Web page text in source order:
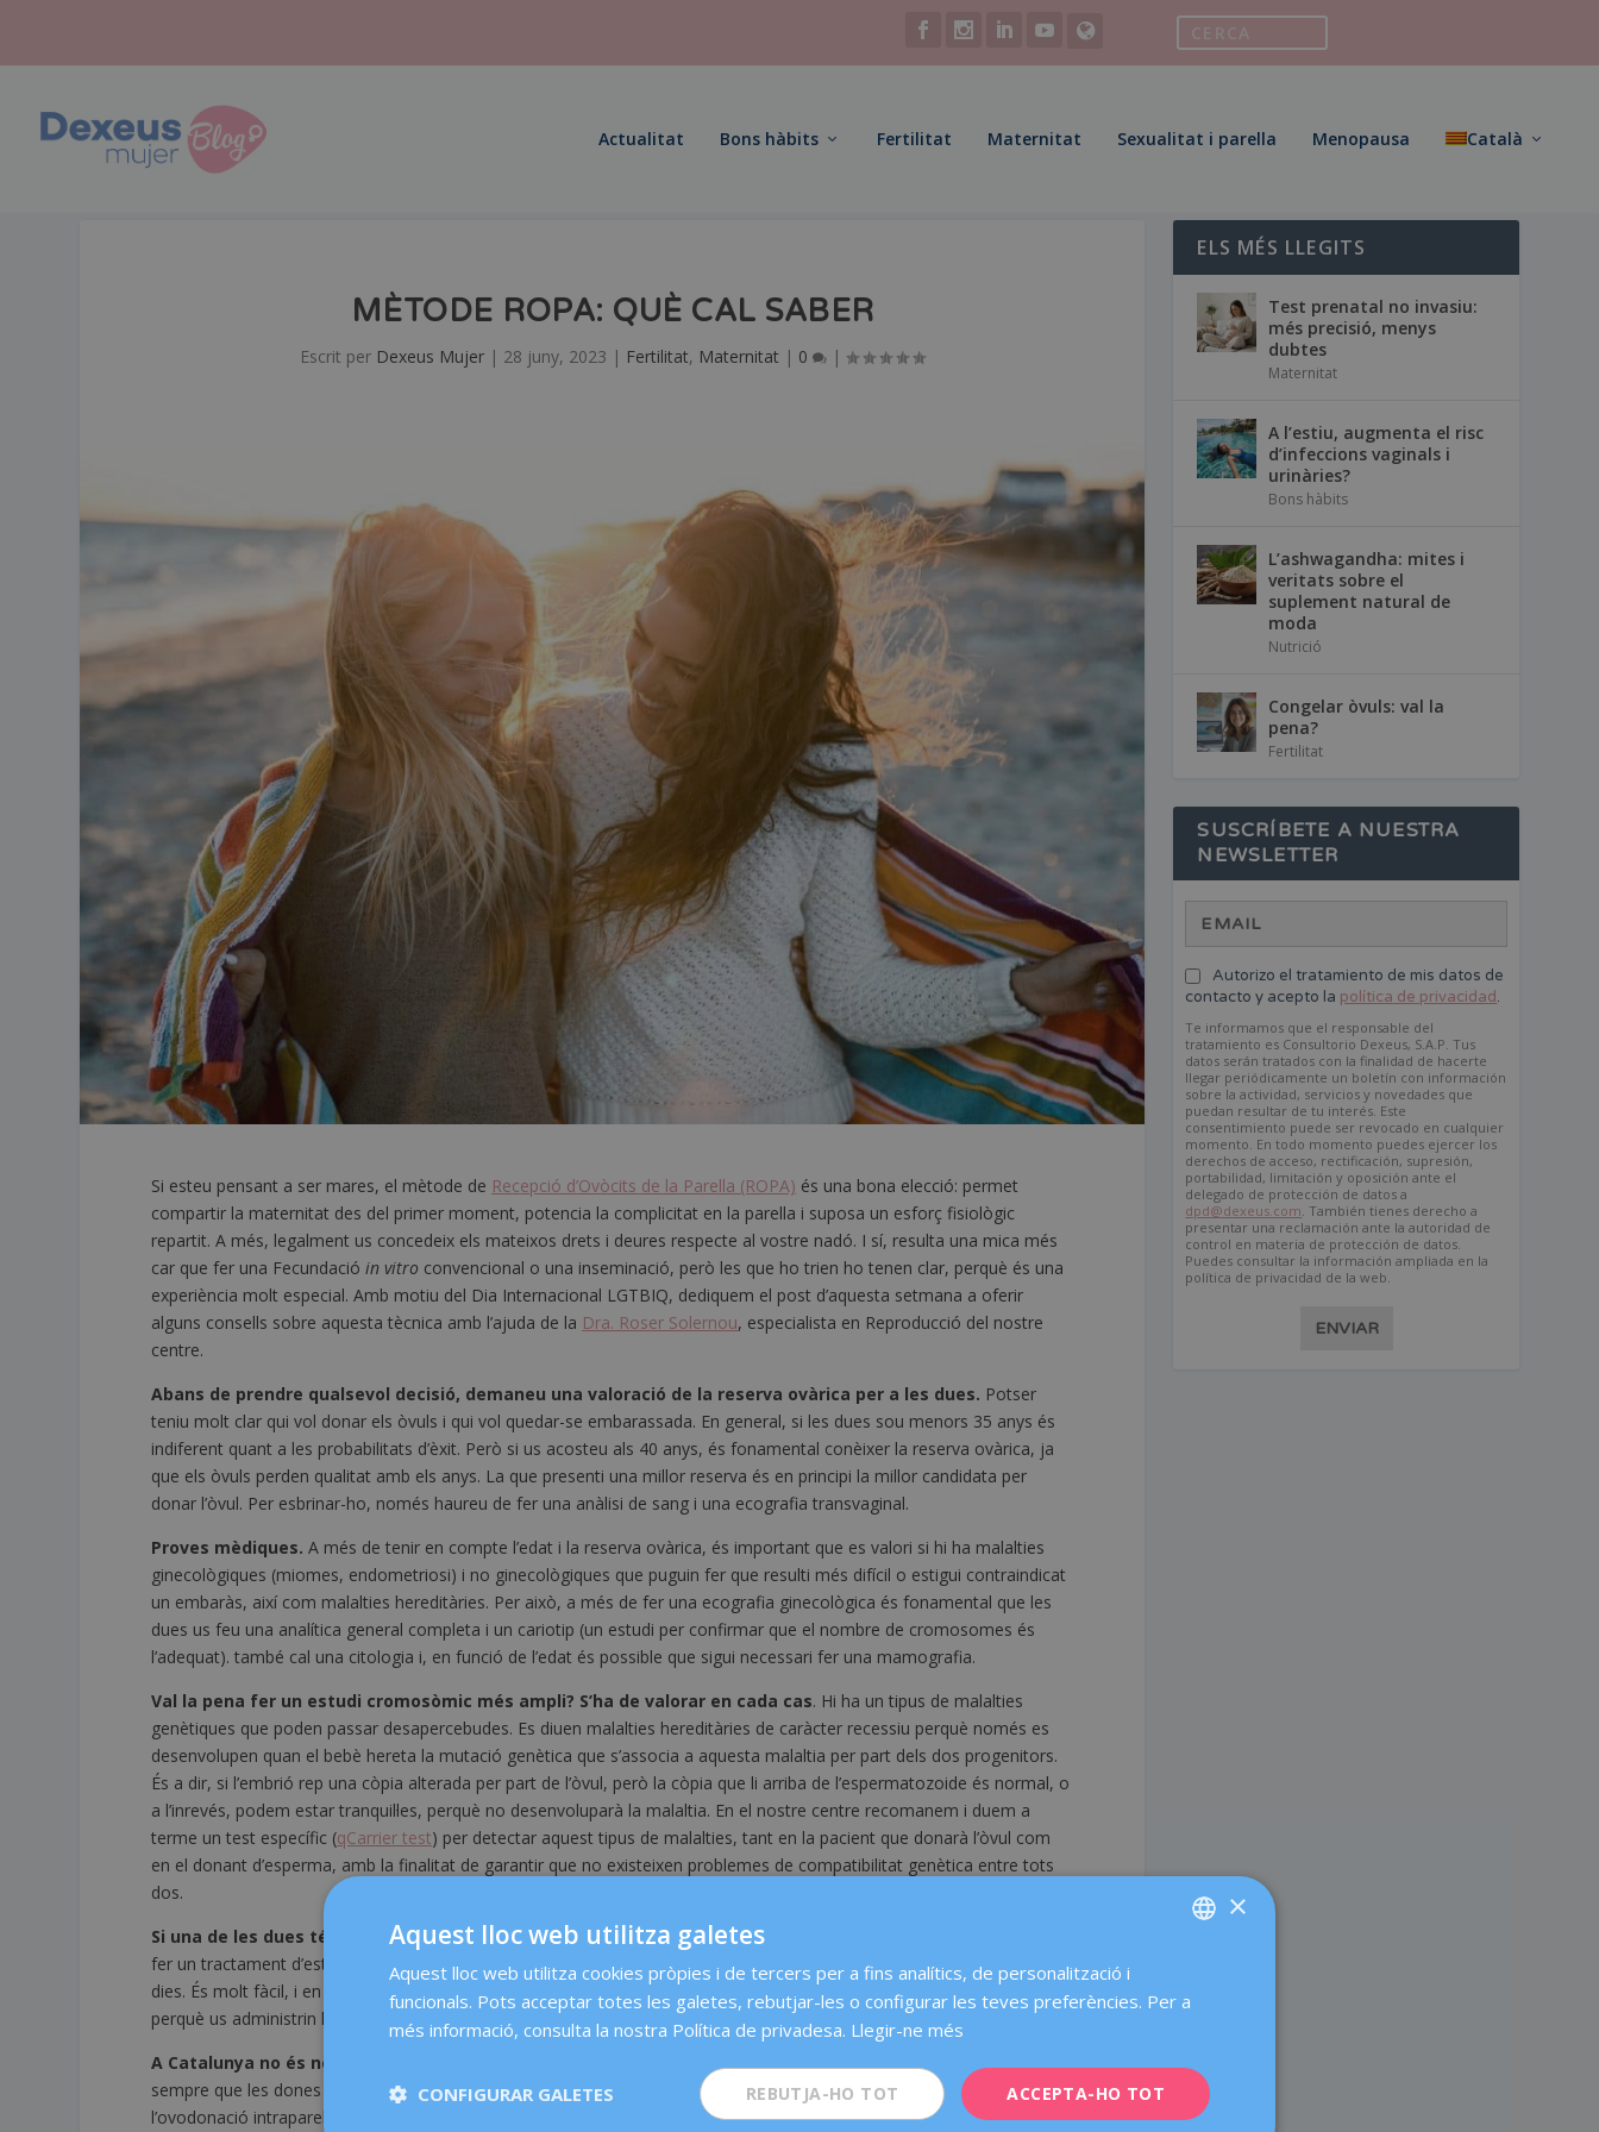
Actualitat Bons hàbits Fertilitat Maternitat Sexualitat i parella Menopausa Català
MÈTODE ROPA: QUÈ CAL SABER
Escrit per Dexeus Mujer | 28 juny, 2023 | Fertilitat, Maternitat | 0 |
Si esteu pensant a ser mares, el mètode de Recepció d’Ovòcits de la Parella (ROPA) és una bona elecció: permet
compartir la maternitat des del primer moment, potencia la complicitat en la parella i suposa un esforç fisiològic
repartit. A més, legalment us concedeix els mateixos drets i deures respecte al vostre nadó. I sí, resulta una mica més
car que fer una Fecundació in vitro convencional o una inseminació, però les que ho trien ho tenen clar, perquè és una
experiència molt especial. Amb motiu del Dia Internacional LGTBIQ, dediquem el post d’aquesta setmana a oferir
alguns consells sobre aquesta tècnica amb l’ajuda de la Dra. Roser Solernou, especialista en Reproducció del nostre
centre.
Abans de prendre qualsevol decisió, demaneu una valoració de la reserva ovàrica per a les dues. Potser
teniu molt clar qui vol donar els òvuls i qui vol quedar-se embarassada. En general, si les dues sou menors 35 anys és
indiferent quant a les probabilitats d’èxit. Però si us acosteu als 40 anys, és fonamental conèixer la reserva ovàrica, ja
que els òvuls perden qualitat amb els anys. La que presenti una millor reserva és en principi la millor candidata per
donar l’òvul. Per esbrinar-ho, només haureu de fer una anàlisi de sang i una ecografia transvaginal.
Proves mèdiques. A més de tenir en compte l’edat i la reserva ovàrica, és important que es valori si hi ha malalties
ginecològiques (miomes, endometriosi) i no ginecològiques que puguin fer que resulti més difícil o estigui contraindicat
un embaràs, així com malalties hereditàries. Per això, a més de fer una ecografia ginecològica és fonamental que les
dues us feu una analítica general completa i un cariotip (un estudi per confirmar que el nombre de cromosomes és
l’adequat). també cal una citologia i, en funció de l’edat és possible que sigui necessari fer una mamografia.
Val la pena fer un estudi cromosòmic més ampli? S’ha de valorar en cada cas. Hi ha un tipus de malalties
genètiques que poden passar desapercebudes. Es diuen malalties hereditàries de caràcter recessiu perquè només es
desenvolupen quan el bebè hereta la mutació genètica que s’associa a aquesta malaltia per part dels dos progenitors.
És a dir, si l’embrió rep una còpia alterada per part de l’òvul, però la còpia que li arriba de l’espermatozoide és normal, o
a l’inrevés, podem estar tranquil·les, perquè no desenvoluparà la malaltia. En el nostre centre recomanem i duem a
terme un test específic (qCarrier test) per detectar aquest tipus de malalties, tant en la pacient que donarà l’òvul com
en el donant d’esperma, amb la finalitat de garantir que no existeixen problemes de compatibilitat genètica entre tots
dos.
Si una de les dues té fòbia a les agulles
. És important que ho tingueu en compte, perquè per a donar els òvuls cal
fer un tractament d’estimulació ovàrica que requereix administrar la medicació a través d’una injecció durant uns 12
dies. És molt fàcil, i en la consulta us expliquem com fer-ho. De totes maneres, si us supera, podeu venir al centre
perquè us administrin la medicació fins que tingueu la confiança per fer-ho vosaltres.
A Catalunya no és necessari estar casada
sempre que les dones estiguin legalment casades. Però Catalunya és una excepció, ja que el Codi Civil Català permet
l’ovodonació intraparella sense estar casades, encara que haureu d’acreditar el veïnatge civil català.
ELS MÉS LLEGITS
Test prenatal no invasiu:
més precisió, menys
dubtes
Maternitat
A l’estiu, augmenta el risc
d’infeccions vaginals i
urinàries?
Bons hàbits
L’ashwagandha: mites i
veritats sobre el
suplement natural de
moda
Nutrició
Congelar òvuls: val la
pena?
Fertilitat
SUSCRÍBETE A NUESTRA
NEWSLETTER
Autorizo el tratamiento de mis datos de
contacto y acepto la política de privacidad.
Te informamos que el responsable del
tratamiento es Consultorio Dexeus, S.A.P. Tus
datos serán tratados con la finalidad de hacerte
llegar periódicamente un boletín con información
sobre la actividad, servicios y novedades que
puedan resultar de tu interés. Este
consentimiento puede ser revocado en cualquier
momento. En todo momento puedes ejercer los
derechos de acceso, rectificación, supresión,
portabilidad, limitación y oposición ante el
delegado de protección de datos a
dpd@dexeus.com . También tienes derecho a
presentar una reclamación ante la autoridad de
control en materia de protección de datos.
Puedes consultar la información ampliada en la
política de privacidad de la web.
ENVIAR
CATALÀ
FRENCH
×
Aquest lloc web utilitza galetes
Aquest lloc web utilitza cookies pròpies i de tercers per a fins analítics, de personalització i
funcionals. Pots acceptar totes les galetes, rebutjar-les o configurar les teves preferències. Per a
més informació, consulta la nostra Política de privadesa. Llegir-ne més
ACCEPTA-HO TOT
REBUTJA-HO TOT
CONFIGURAR GALETES